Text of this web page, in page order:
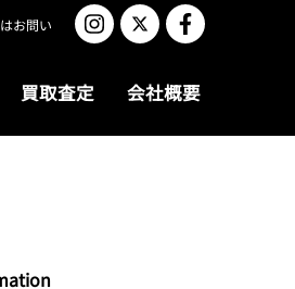
お問い
買取査定 会社概要